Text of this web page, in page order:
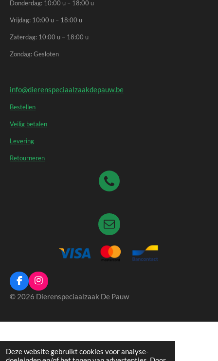
Deze website gebruikt cookies voor analyse-
Donderdag: 10:00 u – 18:00 u
Vrijdag: 10:00 u – 18:00 u
Zaterdag: 10:00 u – 18:00 u
Zondag: Gesloten
info@dierenspeciaalzaakdepauw.be
Bestellen
Veilig betalen
Levering
Retourneren
F
a
c
b
I
n
s
a
m
© 2026 Dierenspeciaalzaak De Pauw